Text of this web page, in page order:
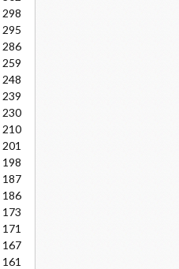
298
295
286
259
248
239
230
210
201
198
187
186
173
171
167
161